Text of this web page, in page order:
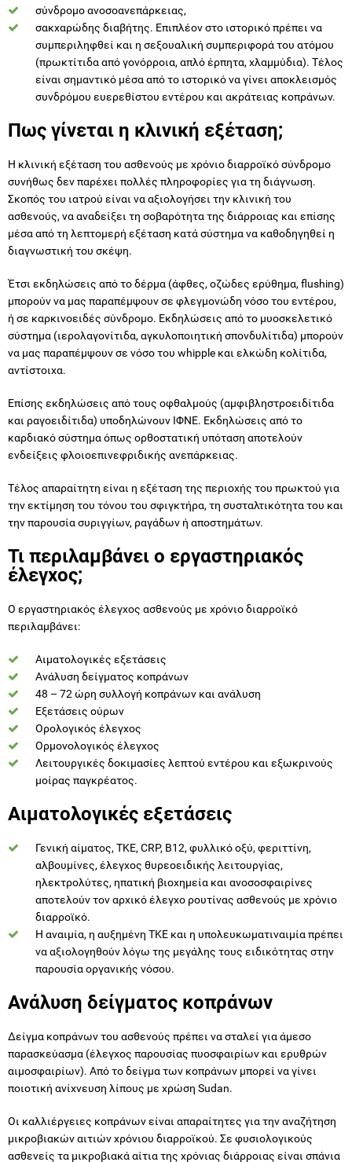
σύνδρομο ανοσοανεπάρκειας,
σακχαρώδης διαβήτης. Επιπλέον στο ιστορικό πρέπει να
συμπεριληφθεί και η σεξουαλική συμπεριφορά του ατόμου
(πρωκτίτιδα από γονόρροια, απλό έρπητα, χλαμμύδια). Τέλος
είναι σημαντικό μέσα από το ιστορικό να γίνει αποκλεισμός
συνδρόμου ευερεθίστου εντέρου και ακράτειας κοπράνων.
Πως γίνεται η κλινική εξέταση;
Η κλινική εξέταση του ασθενούς με χρόνιο διαρροϊκό σύνδρομο
συνήθως δεν παρέχει πολλές πληροφορίες για τη διάγνωση.
Σκοπός του ιατρού είναι να αξιολογήσει την κλινική του
ασθενούς, να αναδείξει τη σοβαρότητα της διάρροιας και επίσης
μέσα από τη λεπτομερή εξέταση κατά σύστημα να καθοδηγηθεί η
διαγνωστική του σκέψη.
Έτσι εκδηλώσεις από το δέρμα (άφθες, οζώδες ερύθημα, flushing)
μπορούν να μας παραπέμψουν σε φλεγμονώδη νόσο του εντέρου,
ή σε καρκινοειδές σύνδρομο. Εκδηλώσεις από το μυοσκελετικό
σύστημα (ιερολαγονίτιδα, αγκυλοποιητική σπονδυλίτιδα) μπορούν
να μας παραπέμψουν σε νόσο του whipple και ελκώδη κολίτιδα,
αντίστοιχα.
Επίσης εκδηλώσεις από τους οφθαλμούς (αμφιβληστροειδίτιδα
και ραγοειδίτιδα) υποδηλώνουν ΙΦΝΕ. Εκδηλώσεις από το
καρδιακό σύστημα όπως ορθοστατική υπόταση αποτελούν
ενδείξεις φλοιοεπινεφριδικής ανεπάρκειας.
Τέλος απαραίτητη είναι η εξέταση της περιοχής του πρωκτού για
την εκτίμηση του τόνου του σφιγκτήρα, τη συσταλτικότητα του και
την παρουσία συριγγίων, ραγάδων ή αποστημάτων.
Τι περιλαμβάνει ο εργαστηριακός
έλεγχος;
Ο εργαστηριακός έλεγχος ασθενούς με χρόνιο διαρροϊκό
περιλαμβάνει:
Αιματολογικές εξετάσεις
Ανάλυση δείγματος κοπράνων
48 – 72 ώρη συλλογή κοπράνων και ανάλυση
Εξετάσεις ούρων
Ορολογικός έλεγχος
Ορμονολογικός έλεγχος
Λειτουργικές δοκιμασίες λεπτού εντέρου και εξωκρινούς
μοίρας παγκρέατος.
Αιματολογικές εξετάσεις
Γενική αίματος, ΤΚΕ, CRP, B12, φυλλικό οξύ, φεριττίνη,
αλβουμίνες, έλεγχος θυρεοειδικής λειτουργίας,
ηλεκτρολύτες, ηπατική βιοχημεία και ανοσοσφαιρίνες
αποτελούν τον αρχικό έλεγχο ρουτίνας ασθενούς με χρόνιο
διαρροϊκό.
Η αναιμία, η αυξημένη ΤΚΕ και η υπολευκωματιναιμία πρέπει
να αξιολογηθούν λόγω της μεγάλης τους ειδικότητας στην
παρουσία οργανικής νόσου.
Ανάλυση δείγματος κοπράνων
Δείγμα κοπράνων του ασθενούς πρέπει να σταλεί για άμεσο
παρασκεύασμα (έλεγχος παρουσίας πυοσφαιρίων και ερυθρών
αιμοσφαιρίων). Από το δείγμα των κοπράνων μπορεί να γίνει
ποιοτική ανίχνευση λίπους με χρώση Sudan.
Οι καλλιέργειες κοπράνων είναι απαραίτητες για την αναζήτηση
μικροβιακών αιτιών χρόνιου διαρροϊκού. Σε φυσιολογικούς
ασθενείς τα μικροβιακά αίτια της χρόνιας διάρροιας είναι σπάνια